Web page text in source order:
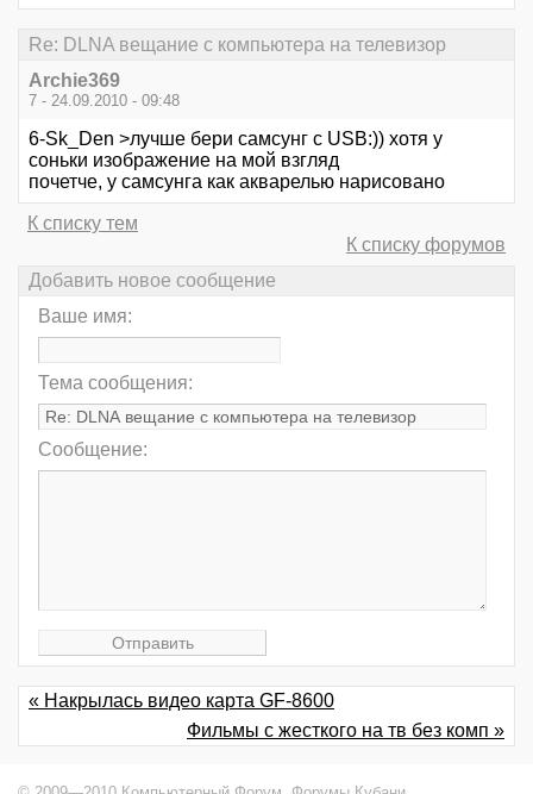
Re: DLNA вещание с компьютера на телевизор
Archie369
7 - 24.09.2010 - 09:48
6-Sk_Den >лучше бери самсунг с USB:)) хотя у
соньки изображение на мой взгляд
почетче, у самсунга как акварелью нарисовано
К списку тем
К списку форумов
Добавить новое сообщение
Ваше имя:
Тема сообщения:
Сообщение:
« Накрылась видео карта GF-8600
Фильмы с жесткого на тв без комп »